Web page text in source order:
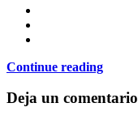
Continue reading
Deja un comentario